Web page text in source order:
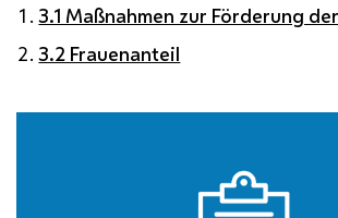
3.1 Maßnahmen zur Förderung
3.2 Frauenanteil